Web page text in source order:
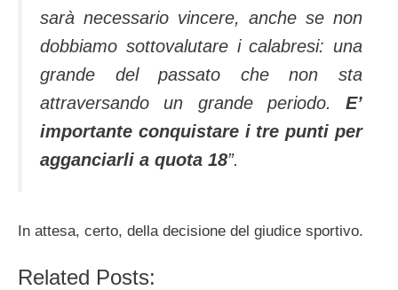
sarà necessario vincere, anche se non
dobbiamo sottovalutare i calabresi: una
grande del passato che non sta
attraversando un grande periodo. E’
importante conquistare i tre punti per
agganciarli a quota 18”.
In attesa, certo, della decisione del giudice sportivo.
Related Posts: